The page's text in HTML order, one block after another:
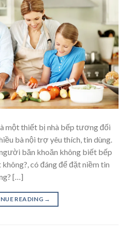
một thiết bị nhà bếp tương đối
bà nội trợ yêu thích, tin dùng.
băn khoăn không biết bếp
có đáng để đặt niềm tin
[…]
READING →